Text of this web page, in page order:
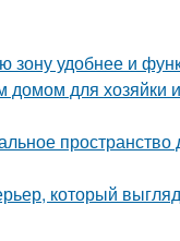
зону удобнее и
для хозяйки
который